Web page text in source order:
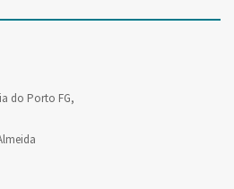
do Porto FG,